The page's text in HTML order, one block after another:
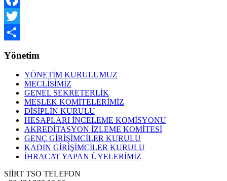
Facebook
Twitter
Yönetim
YÖNETİM KURULUMUZ
MECLİSİMİZ
GENEL SEKRETERLİK
MESLEK KOMİTELERİMİZ
DİSİPLİN KURULU
HESAPLARI İNCELEME KOMİSYONU
AKREDİTASYON İZLEME KOMİTESİ
GENÇ GİRİŞİMCİLER KURULU
KADIN GİRİŞİMCİLER KURULU
İHRACAT YAPAN ÜYELERİMİZ
SİİRT TSO TELEFON